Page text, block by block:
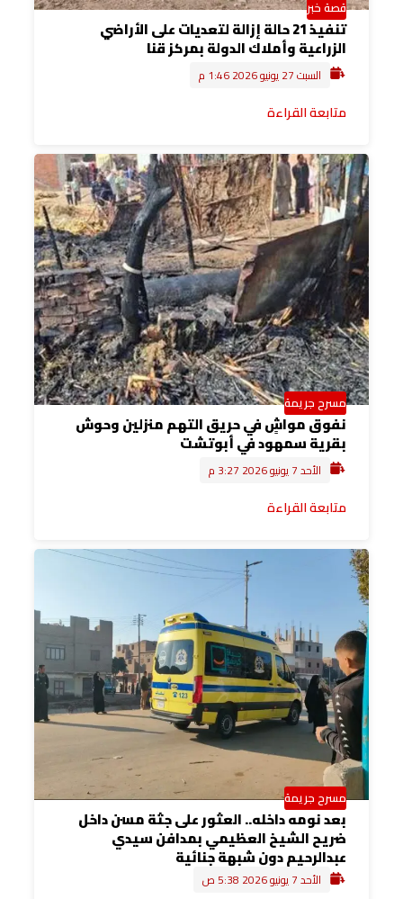
قصة خبر
تنفيذ 21 حالة إزالة لتعديات على الأراضي
الزراعية وأملاك الدولة بمركز قنا
السبت 27 يونيو 2026 1:46 م
متابعة القراءة
مسرح جريمة
نفوق مواشٍ في حريق التهم منزلين وحوش
بقرية سمهود في أبوتشت
الأحد 7 يونيو 2026 3:27 م
متابعة القراءة
مسرح جريمة
بعد نومه داخله.. العثور على جثة مسن داخل
ضريح الشيخ العظيمي بمدافن سيدي
عبدالرحيم دون شبهة جنائية
الأحد 7 يونيو 2026 5:38 ص